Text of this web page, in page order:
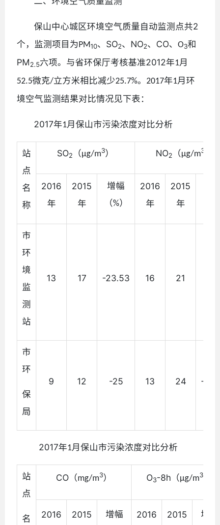
保山中心城区环境空气质量自动监测点共2
个，监测项目为 PM10、 SO2、 NO2、 CO、 O3和
PM2.5六项。与省环保厅考核基准2012年1月
52.5微克/立方米相比减少25.7%。 2017年1月环
境空气监测结果对比情况见下表：
2017年1月保山市污染浓度对比分析
站
点
名
称
SO2 （μg/m3） NO2 （μg/m3
2016
年
2015
年
增幅
（%）
2016
年
2015
年
市
环
境
监
测
站
13 17 -23.53 16 21
市
环
保
局
9 12 -25 13 24 -
2017年1月保山市污染浓度对比分析
站
点
名
CO（mg/m3） O3-8h （μg/m3）
2016 2015
增幅
2016 2015
增幅